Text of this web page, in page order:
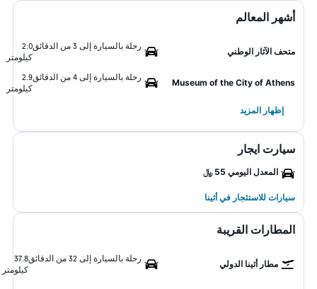
أشهر المعالم
متحف الآثار الوطني
رحلة بالسيارة إلى 3 من الدقائق
2.0
كيلومتر
Museum of the City of Athens
رحلة بالسيارة إلى 4 من الدقائق
2.9
كيلومتر
إظهار المزيد
سيارت ايجار
المعدل اليومي 55 ﷼
سيارات للاستئجار في أثينا
المطارات القريبة
مطار أثينا الدولي
رحلة بالسيارة إلى 32 من الدقائق
37.8
كيلومتر